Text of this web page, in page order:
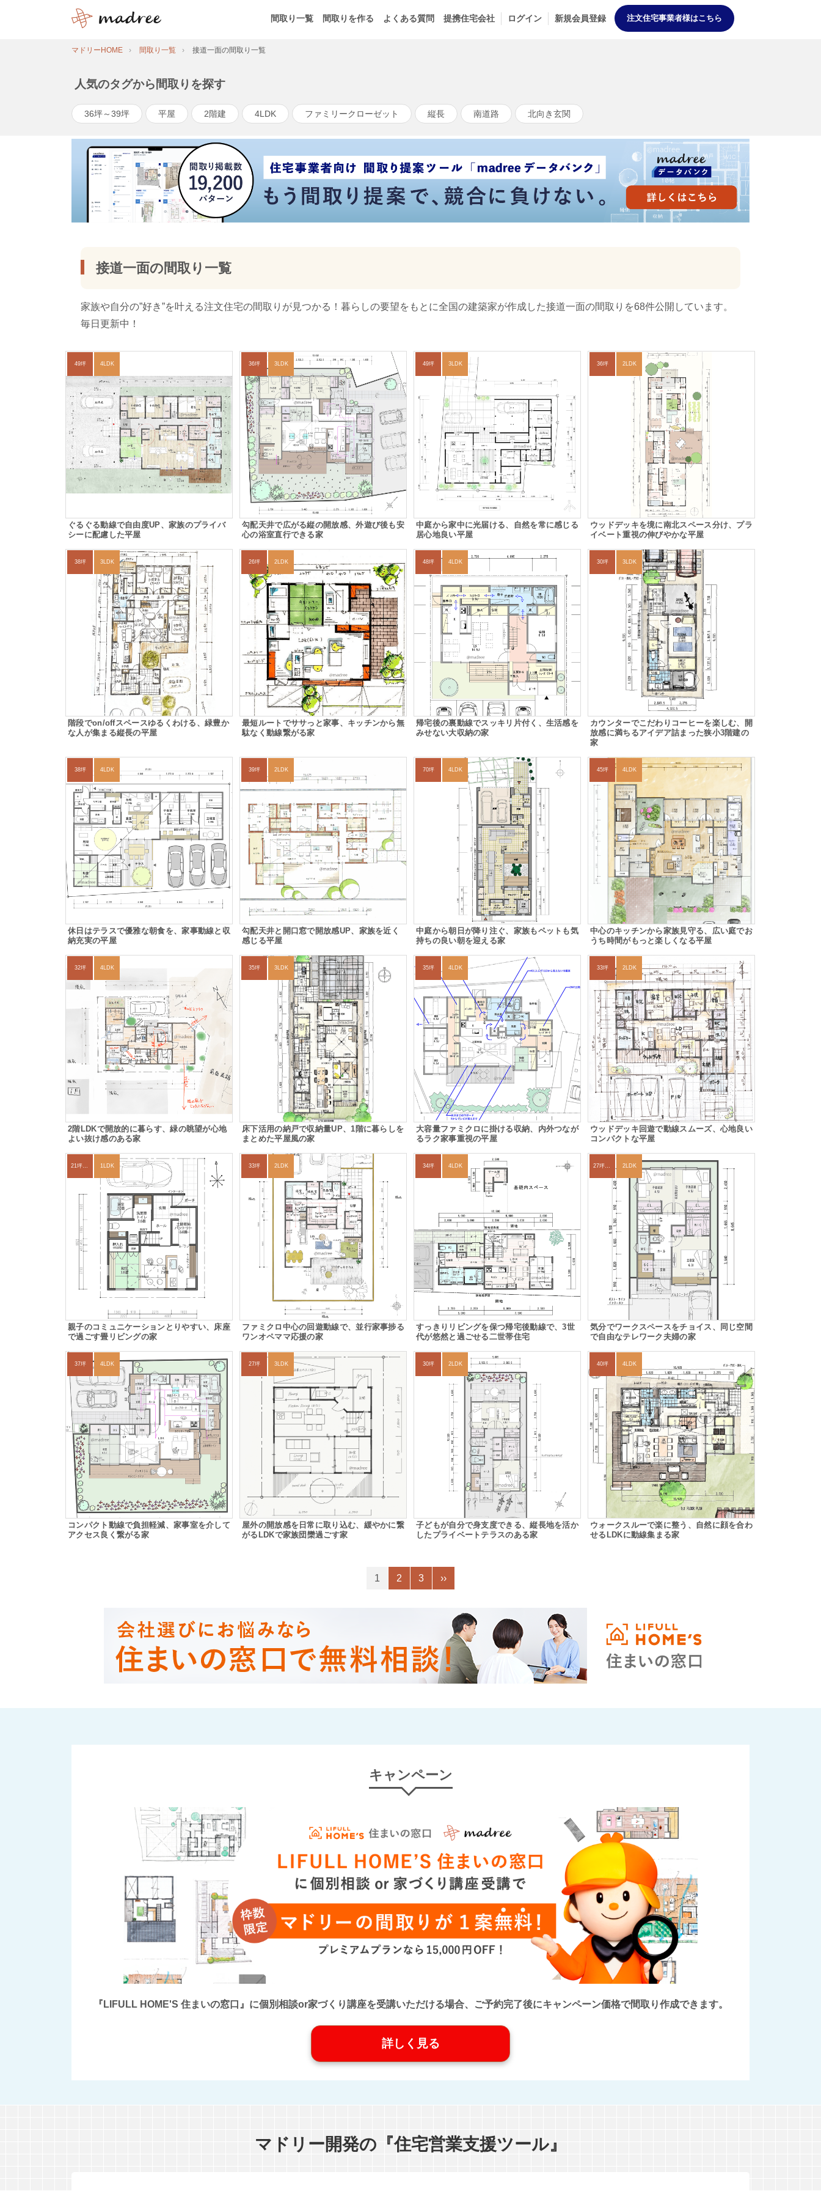
間取り一覧 間取りを作る よくある質問 提携住宅会社 ログイン 新規会員登録 注文住宅事業者様はこちら
マドリーHOME 間取り一覧 接道一面の間取り一覧
人気のタグから間取りを探す
36坪～39坪 平屋 2階建 4LDK ファミリークローゼット 縦長 南道路 北向き玄関
接道一面の間取り一覧
家族や自分の”好き”を叶える注文住宅の間取りが見つかる！暮らしの要望をもとに全国の建築家が作成した接道一面の間取りを68件公開しています。
毎日更新中！
49坪 4LDK
ぐるぐる動線で自由度UP、家族のプライバ
シーに配慮した平屋
36坪 3LDK
勾配天井で広がる縦の開放感、外遊び後も安
心の浴室直行できる家
49坪 3LDK
中庭から家中に光届ける、自然を常に感じる
居心地良い平屋
36坪 2LDK
ウッドデッキを境に南北スペース分け、プラ
イベート重視の伸びやかな平屋
38坪 3LDK
階段でon/offスペースゆるくわける、緑豊か
な人が集まる縦長の平屋
26坪 2LDK
最短ルートでササっと家事、キッチンから無
駄なく動線繋がる家
48坪 4LDK
帰宅後の裏動線でスッキリ片付く、生活感を
みせない大収納の家
30坪 3LDK
カウンターでこだわりコーヒーを楽しむ、開
放感に満ちるアイデア詰まった狭小3階建の
家
38坪 4LDK
休日はテラスで優雅な朝食を、家事動線と収
納充実の平屋
39坪 2LDK
勾配天井と開口窓で開放感UP、家族を近く
感じる平屋
70坪 4LDK
中庭から朝日が降り注ぐ、家族もペットも気
持ちの良い朝を迎える家
45坪 4LDK
中心のキッチンから家族見守る、広い庭でお
うち時間がもっと楽しくなる平屋
32坪 4LDK
2階LDKで開放的に暮らす、緑の眺望が心地
よい抜け感のある家
35坪 3LDK
床下活用の納戸で収納量UP、1階に暮らしを
まとめた平屋風の家
35坪 4LDK
大容量ファミクロに掛ける収納、内外つなが
るラク家事重視の平屋
33坪 2LDK
ウッドデッキ回遊で動線スムーズ、心地良い
コンパクトな平屋
21坪〜24坪 1LDK
親子のコミュニケーションとりやすい、床座
で過ごす畳リビングの家
33坪 2LDK
ファミクロ中心の回遊動線で、並行家事捗る
ワンオペママ応援の家
34坪 4LDK
すっきりリビングを保つ帰宅後動線で、3世
代が悠然と過ごせる二世帯住宅
27坪〜30坪 2LDK
気分でワークスペースをチョイス、同じ空間
で自由なテレワーク夫婦の家
37坪 4LDK
コンパクト動線で負担軽減、家事室を介して
アクセス良く繋がる家
27坪 3LDK
屋外の開放感を日常に取り込む、緩やかに繋
がるLDKで家族団欒過ごす家
30坪 2LDK
子どもが自分で身支度できる、縦長地を活か
したプライベートテラスのある家
40坪 4LDK
ウォークスルーで楽に整う、自然に顔を合わ
せるLDKに動線集まる家
1 2 3 ››
キャンペーン
『LIFULL HOME'S 住まいの窓口』に個別相談or家づくり講座を受講いただける場合、ご予約完了後にキャンペーン価格で間取り作成できます。
詳しく見る
マドリー開発の『住宅営業支援ツール』